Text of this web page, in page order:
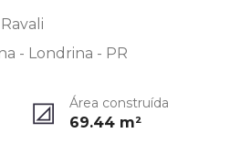
- Londrina - PR
Área construída
69.44 m²